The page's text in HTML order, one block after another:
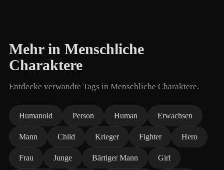
Mehr in Menschliche
Charaktere
Entdecke verwandte Tags in Menschliche Charaktere.
Humanoid Person Human Erwachsen
Mann Child Krieger Fighter Hero
Frau Junge Bärtiger Mann Girl